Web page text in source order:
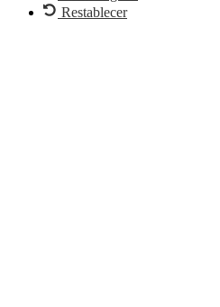
Restablecer